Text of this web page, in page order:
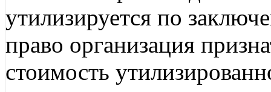
утилизируется по
право организация
стоимость